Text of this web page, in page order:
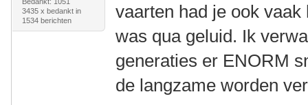
3435 x bedankt in
1534 berichten
vaarten had je ook
was qua geluid. Ik
generaties er ENORM
de langzame worden